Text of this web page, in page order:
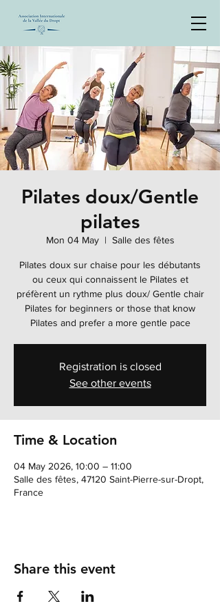
Pilates doux/Gentle
pilates
Mon 04 May
  |
Salle des fêtes
Pilates doux sur chaise pour les débutants
ou ceux qui connaissent le Pilates et
préfèrent un rythme plus doux/ Gentle chair
Pilates for beginners or those that know
Pilates and prefer a more gentle pace
Registration is closed
See other events
Time & Location
04 May 2026, 10:00 – 11:00
Salle des fêtes, 47120 Saint-Pierre-sur-Dropt,
France
Share this event